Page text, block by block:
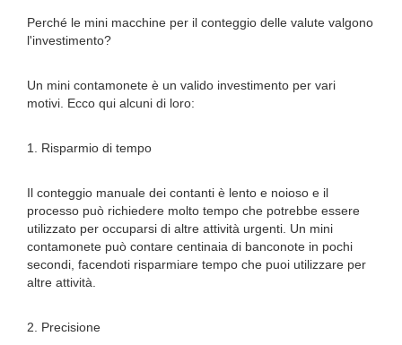
Perché le mini macchine per il conteggio delle valute valgono
l'investimento?
Un mini contamonete è un valido investimento per vari
motivi. Ecco qui alcuni di loro:
1. Risparmio di tempo
Il conteggio manuale dei contanti è lento e noioso e il
processo può richiedere molto tempo che potrebbe essere
utilizzato per occuparsi di altre attività urgenti. Un mini
contamonete può contare centinaia di banconote in pochi
secondi, facendoti risparmiare tempo che puoi utilizzare per
altre attività.
2. Precisione